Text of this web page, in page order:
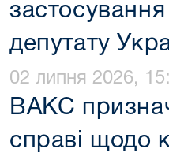
депутату
02 липня 2026,
ВАКС
справі щодо